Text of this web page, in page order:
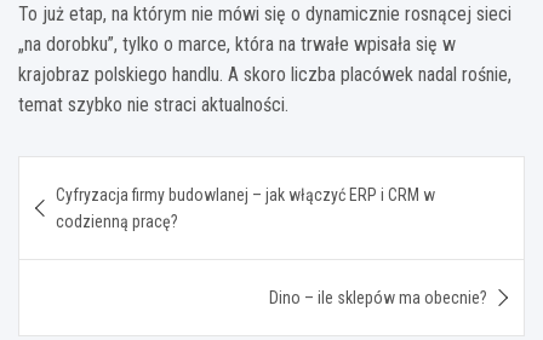
To już etap, na którym nie mówi się o dynamicznie rosnącej sieci
„na dorobku”, tylko o marce, która na trwałe wpisała się w
krajobraz polskiego handlu. A skoro liczba placówek nadal rośnie,
temat szybko nie straci aktualności.
wpisu
Cyfryzacja firmy budowlanej – jak włączyć ERP i CRM w
codzienną pracę?
Dino – ile sklepów ma obecnie?